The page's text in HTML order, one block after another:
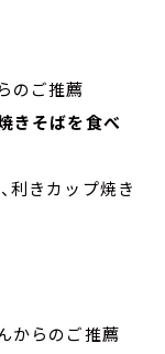
のご推薦
きそばを食べ
利きカップ焼き
からのご推薦